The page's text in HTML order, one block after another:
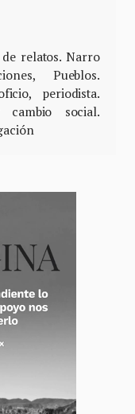
relatos. Narro
Pueblos.
periodista.
social.